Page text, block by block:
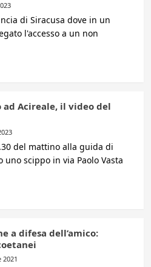
di Siracusa dove in un
l'accesso a un non
Acireale, il video del
del mattino alla guida di
scippo in via Paolo Vasta
a difesa dell’amico: